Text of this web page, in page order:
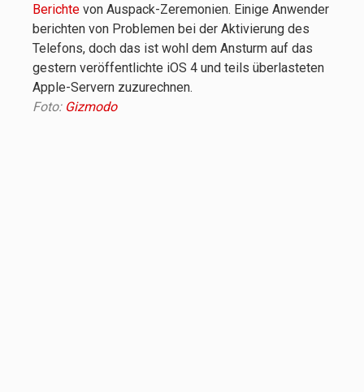
Berichte von Auspack-Zeremonien. Einige Anwender
berichten von Problemen bei der Aktivierung des
Telefons, doch das ist wohl dem Ansturm auf das
gestern veröffentlichte iOS 4 und teils überlasteten
Apple-Servern zuzurechnen.
Foto: Gizmodo